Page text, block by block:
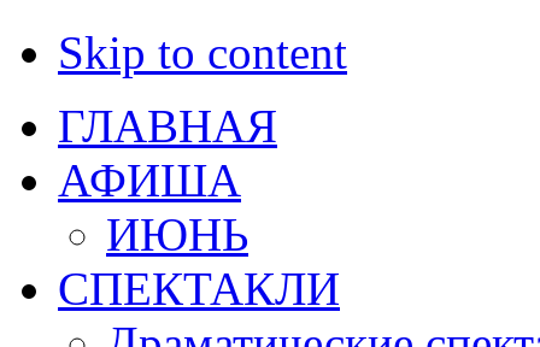
Skip to content
ГЛАВНАЯ
АФИША
ИЮНЬ
СПЕКТАКЛИ